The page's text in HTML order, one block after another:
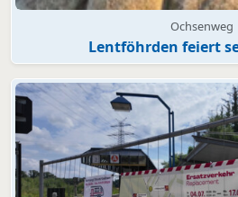
Ochsenweg
Lentföhrden feiert